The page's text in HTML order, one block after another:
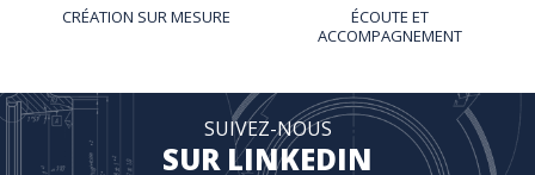
CRÉATION SUR MESURE
ÉCOUTE ET
ACCOMPAGNEMENT
SUIVEZ-NOUS
SUR LINKEDIN